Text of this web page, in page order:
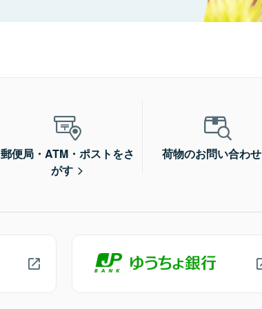
郵便局・ATM・ポストをさ
がす
荷物のお問い合わせ